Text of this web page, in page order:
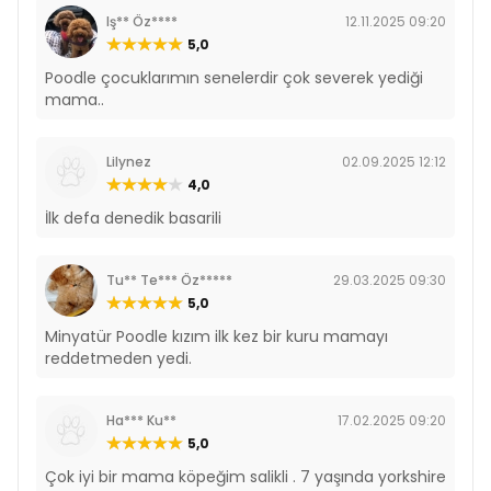
Ham Lif %5
Nem %12
Kalsiyum %1,4
Fosfor %1,1
Omega-6 %2,6
EPA %0,3
Metabolik Enerji 3510 kcal/kg
Iş** Öz****
12.11.2025 09:20
5,0
Poodle çocuklarımın senelerdir çok severek yediği
mama..
Lilynez
02.09.2025 12:12
4,0
İlk defa denedik basarili
Tu** Te*** Öz*****
29.03.2025 09:30
5,0
Minyatür Poodle kızım ilk kez bir kuru mamayı
reddetmeden yedi.
Ha*** Ku**
17.02.2025 09:20
5,0
Çok iyi bir mama köpeğim salikli . 7 yaşında yorkshire